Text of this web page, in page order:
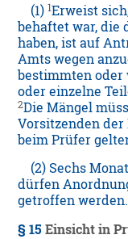
(1)1Erweist
behaftet war, die
haben, ist auf
Amts wegen
bestimmten oder
oder einzelne
2Die Mängel
Vorsitzenden
beim Prüfer
(2) Sechs
dürfen
getroffen werden.
§ 15 Einsicht in